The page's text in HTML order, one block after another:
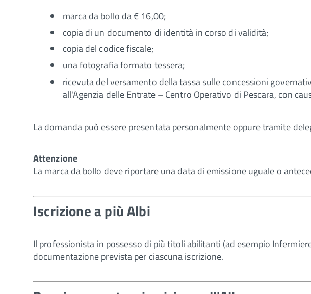
marca da bollo da € 16,00;
copia di un documento di identità in corso di validità;
copia del codice fiscale;
una fotografia formato tessera;
ricevuta del versamento della tassa sulle concessioni
all'Agenzia delle Entrate – Centro Operativo di Pescara, con
La domanda può essere presentata personalmente oppure tramite
Attenzione
La marca da bollo deve riportare una data di emissione uguale o
Iscrizione a più Albi
Il professionista in possesso di più titoli abilitanti (ad esempio
documentazione prevista per ciascuna iscrizione.